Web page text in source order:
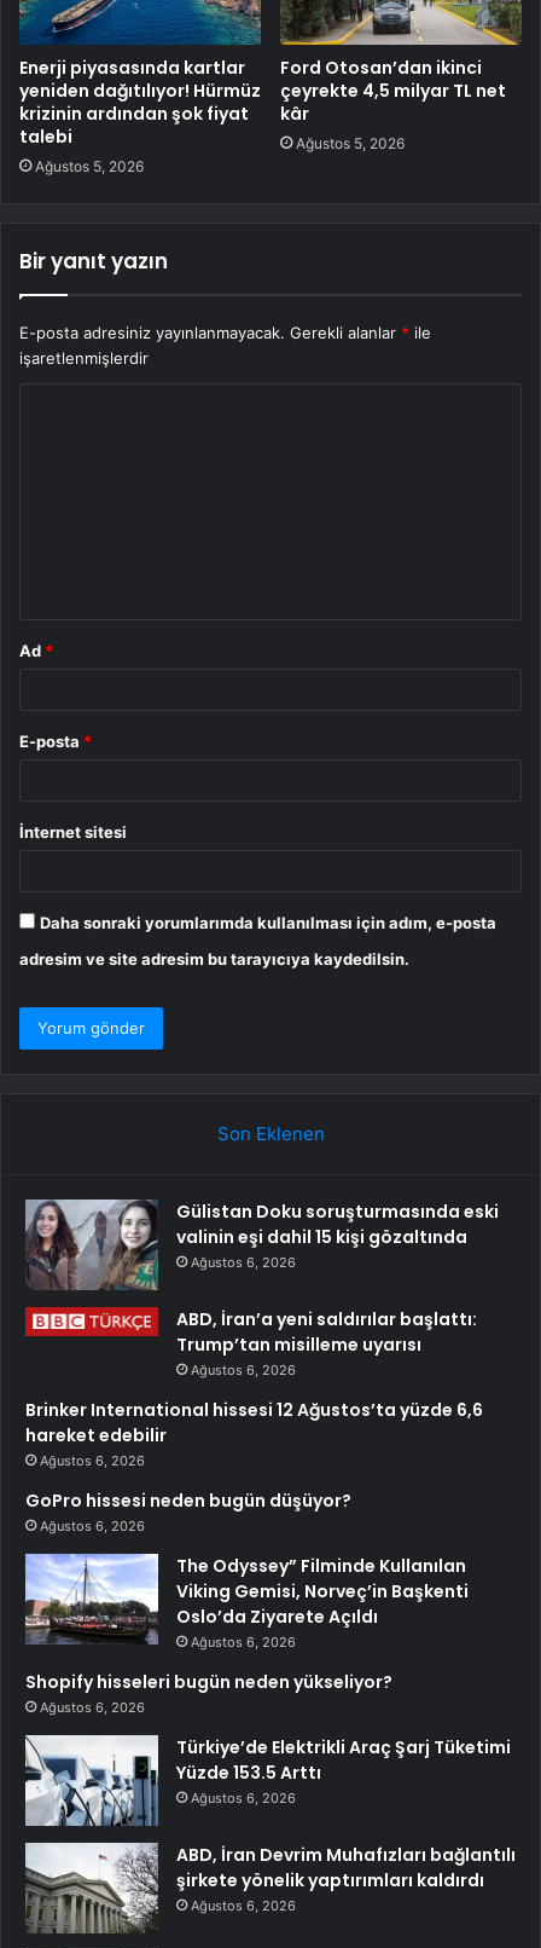
Enerji piyasasında kartlar
yeniden dağıtılıyor! Hürmüz
krizinin ardından şok fiyat
talebi
Ağustos 5, 2026
Ford Otosan’dan ikinci
çeyrekte 4,5 milyar TL net
kâr
Ağustos 5, 2026
Bir yanıt yazın
E-posta adresiniz yayınlanmayacak. Gerekli alanlar * ile
işaretlenmişlerdir
Ad *
E-posta *
İnternet sitesi
Daha sonraki yorumlarımda kullanılması için adım, e-posta
adresim ve site adresim bu tarayıcıya kaydedilsin.
Son Eklenen
Gülistan Doku soruşturmasında eski
valinin eşi dahil 15 kişi gözaltında
Ağustos 6, 2026
ABD, İran’a yeni saldırılar başlattı:
Trump’tan misilleme uyarısı
Ağustos 6, 2026
Brinker International hissesi 12 Ağustos’ta yüzde 6,6
hareket edebilir
Ağustos 6, 2026
GoPro hissesi neden bugün düşüyor?
Ağustos 6, 2026
The Odyssey” Filminde Kullanılan
Viking Gemisi, Norveç’in Başkenti
Oslo’da Ziyarete Açıldı
Ağustos 6, 2026
Shopify hisseleri bugün neden yükseliyor?
Ağustos 6, 2026
Türkiye’de Elektrikli Araç Şarj Tüketimi
Yüzde 153.5 Arttı
Ağustos 6, 2026
ABD, İran Devrim Muhafızları bağlantılı
şirkete yönelik yaptırımları kaldırdı
Ağustos 6, 2026